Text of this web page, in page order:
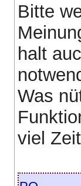
Bitte
halt
Was
viel